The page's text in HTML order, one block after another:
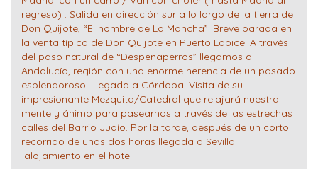
regreso) . Salida en dirección sur a lo largo de la tierra de
Don Quijote, “El hombre de La Mancha”. Breve parada en
la venta típica de Don Quijote en Puerto Lapice. A través
del paso natural de “Despeñaperros” llegamos a
Andalucía, región con una enorme herencia de un pasado
esplendoroso. Llegada a Córdoba. Visita de su
impresionante Mezquita/Catedral que relajará nuestra
mente y ánimo para pasearnos a través de las estrechas
calles del Barrio Judío. Por la tarde, después de un corto
recorrido de unas dos horas llegada a Sevilla.
alojamiento en el hotel.